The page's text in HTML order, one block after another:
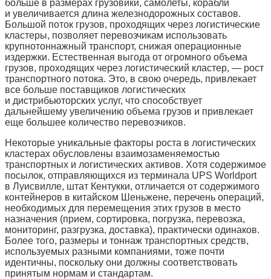
больше в размерах грузовики, самолеты, корабли
и увеличивается длина железнодорожных составов.
Большой поток грузов, проходящих через логистические
кластеры, позволяет перевозчикам использовать
крупнотоннажный транспорт, снижая операционные
издержки. Естественная выгода от огромного объема
грузов, проходящих через логистический кластер, — рост
транспортного потока. Это, в свою очередь, привлекает
все больше поставщиков логистических
и дистрибьюторских услуг, что способствует
дальнейшему увеличению объема грузов и привлекает
еще большее количество перевозчиков.
Некоторые уникальные факторы роста в логистических
кластерах обусловлены взаимозаменяемостью
транспортных и логистических активов. Хотя содержимое
посылок, отправляющихся из терминала UPS Worldport
в Луисвилле, штат Кентукки, отличается от содержимого
контейнеров в китайском Шеньжене, перечень операций,
необходимых для перемещения этих грузов в место
назначения (прием, сортировка, погрузка, перевозка,
мониторинг, разгрузка, доставка), практически одинаков.
Более того, размеры и тоннаж транспортных средств,
используемых разными компаниями, тоже почти
идентичны, поскольку они должны соответствовать
принятым нормам и стандартам.